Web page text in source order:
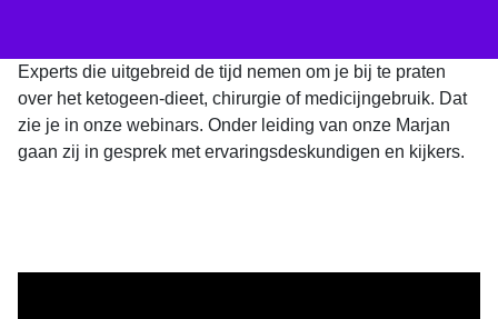
Experts die uitgebreid de tijd nemen om je bij te praten
over het ketogeen-dieet, chirurgie of medicijngebruik. Dat
zie je in onze webinars. Onder leiding van onze Marjan
gaan zij in gesprek met ervaringsdeskundigen en kijkers.